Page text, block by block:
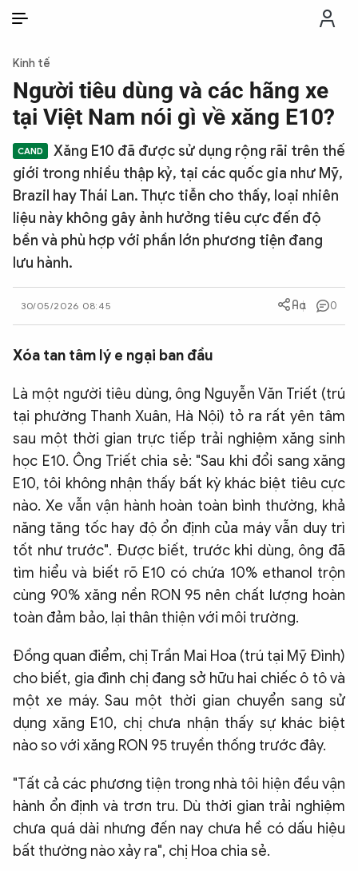
THỜI SỰ
CHỐNG DIỄN BIẾN HÒA BÌNH
CÔNG AN TRONG LÒNG DÂN
XÃ HỘI
CÔNG NGHỆ
VĂN HÓA - THỂ THAO
BẠN ĐỌC & CAND
ĐA PHƯƠNG TIỆN
eMagazine
Podcast
Infographic
Chuyên trang An ninh thế giới
Văn nghệ Công an
Chuyên đề
Kinh tế
Người tiêu dùng và các hãng xe
tại Việt Nam nói gì về xăng E10?
Xăng E10 đã được sử dụng rộng rãi trên thế
giới trong nhiều thập kỷ, tại các quốc gia như Mỹ,
Brazil hay Thái Lan. Thực tiễn cho thấy, loại nhiên
liệu này không gây ảnh hưởng tiêu cực đến độ
bền và phù hợp với phần lớn phương tiện đang
lưu hành.
30/05/2026 08:45 0
Xóa tan tâm lý e ngại ban đầu
Là một người tiêu dùng, ông Nguyễn Văn Triết (trú
tại phường Thanh Xuân, Hà Nội) tỏ ra rất yên tâm
sau một thời gian trực tiếp trải nghiệm xăng sinh
học E10. Ông Triết chia sẻ: "Sau khi đổi sang xăng
E10, tôi không nhận thấy bất kỳ khác biệt tiêu cực
nào. Xe vẫn vận hành hoàn toàn bình thường, khả
năng tăng tốc hay độ ổn định của máy vẫn duy trì
tốt như trước". Được biết, trước khi dùng, ông đã
tìm hiểu và biết rõ E10 có chứa 10% ethanol trộn
cùng 90% xăng nền RON 95 nên chất lượng hoàn
toàn đảm bảo, lại thân thiện với môi trường.
Đồng quan điểm, chị Trần Mai Hoa (trú tại Mỹ Đình)
cho biết, gia đình chị đang sở hữu hai chiếc ô tô và
một xe máy. Sau một thời gian chuyển sang sử
dụng xăng E10, chị chưa nhận thấy sự khác biệt
nào so với xăng RON 95 truyền thống trước đây.
"Tất cả các phương tiện trong nhà tôi hiện đều vận
hành ổn định và trơn tru. Dù thời gian trải nghiệm
chưa quá dài nhưng đến nay chưa hề có dấu hiệu
bất thường nào xảy ra", chị Hoa chia sẻ.